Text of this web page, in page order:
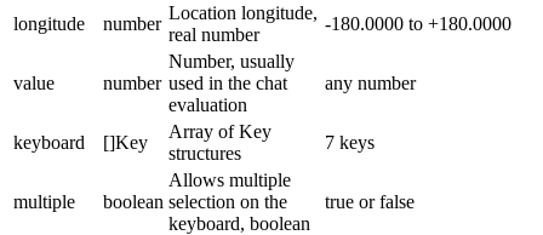
longitude
number
Location longitude,
real number
-180.0000 to +180.0000
value number
Number, usually
used in the chat
evaluation
any number
keyboard []Key
Array of Key
structures
7 keys
multiple boolean
Allows multiple
selection on the
keyboard, boolean
true or false